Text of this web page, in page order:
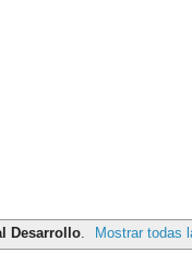
Desarrollo. Mostrar todas